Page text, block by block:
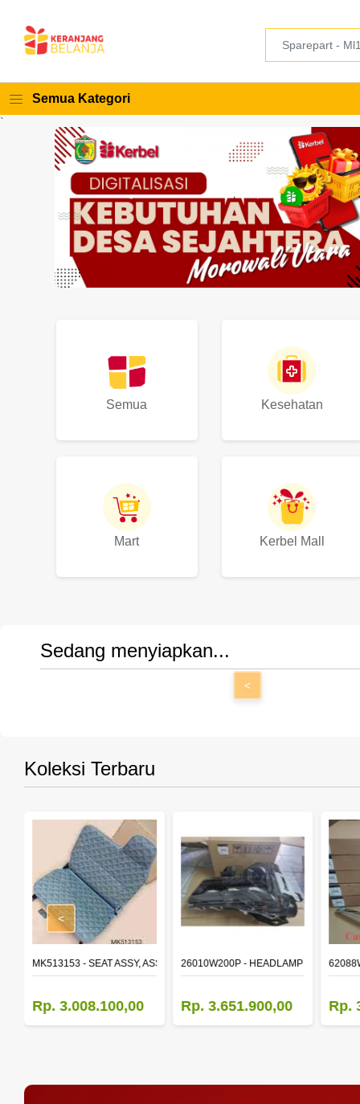
Semua Kategori
`
Semua Kesehatan
Mart Kerbel Mall
Sedang menyiapkan...
<
Koleksi Terbaru
STDMK513153 - SEAT ASSY, ASSISTANT
Rp. 3.008.100,00
26010W200P - HEADLAMP ASSY,RH
Rp. 3.651.900,00 Rp.
<